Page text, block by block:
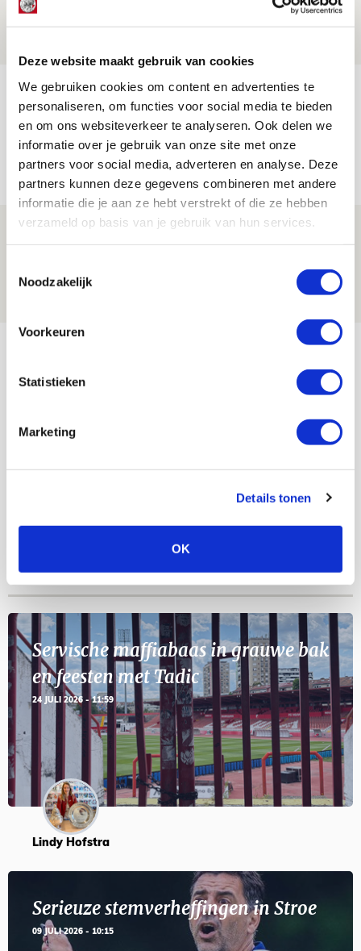
Deze website maakt gebruik van cookies
We gebruiken cookies om content en advertenties te
personaliseren, om functies voor social media te bieden
en om ons websiteverkeer te analyseren. Ook delen we
informatie over je gebruik van onze site met onze
partners voor social media, adverteren en analyse. Deze
partners kunnen deze gegevens combineren met andere
informatie die je aan ze hebt verstrekt of die ze hebben
verzameld op basis van je gebruik van hun services.
Noodzakelijk
Voorkeuren
Statistieken
Marketing
Details tonen
OK
Míchels elf: zie jij al rol voor
aanwinsten in thuisduel met
Shelbourne?
05 AUGUSTUS 2026 - 15:35
NIEUWS
Laatste Kaarten Actie Ajax - sc
05 AUGUSTUS 2026 - 15:00
Bekijk meer
23
Selectiedag ballenjongens/-meiden
Geef Mij Maar Amsterdam
BLOGS
Servische maffiabaas in grauwe bak
en feesten met Tadic
24 JULI 2026 - 11:59
Lindy Hofstra
Serieuze stemverheffingen in Stroe
09 JULI 2026 - 10:15